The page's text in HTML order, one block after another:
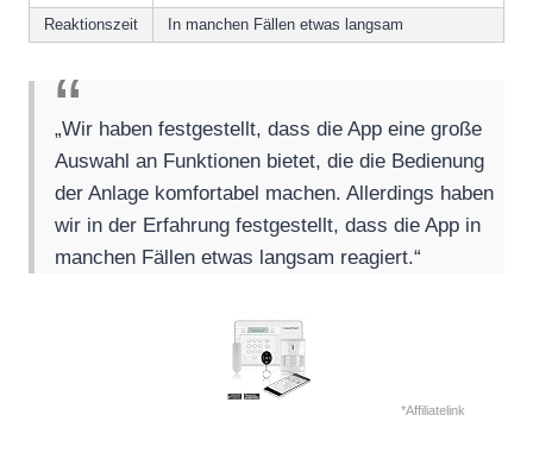
Reaktionszeit
In manchen Fällen etwas langsam
„Wir haben festgestellt, dass die App eine große
Auswahl an Funktionen bietet, die die Bedienung
der Anlage komfortabel machen. Allerdings haben
wir in der Erfahrung festgestellt, dass die App in
manchen Fällen etwas langsam reagiert.“
*Affiliatelink